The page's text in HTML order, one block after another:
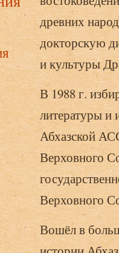
древних
докторскую
и культуры
В 1988 г.
литературы и
Абхазской
Верховного
Верховного
Вошёл в